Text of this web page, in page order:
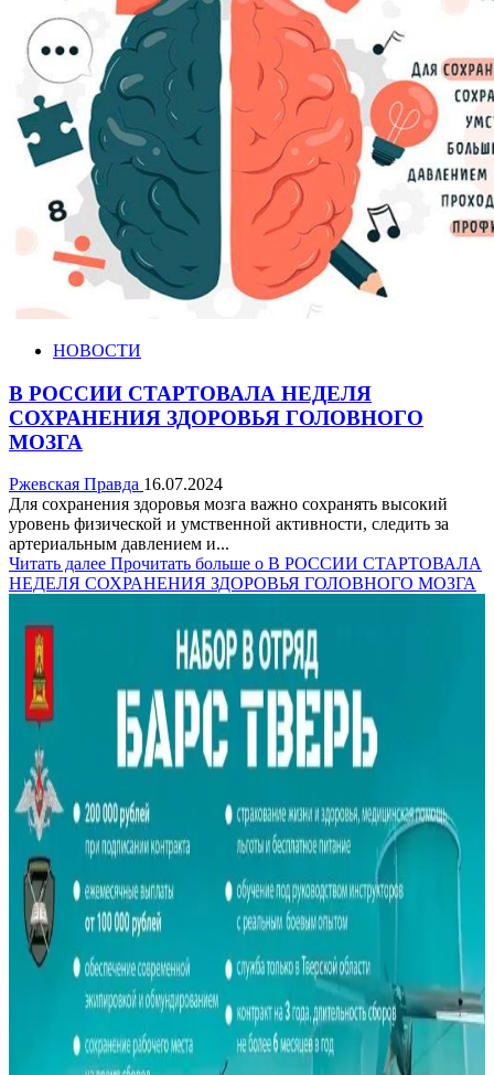
НОВОСТИ
В РОССИИ СТАРТОВАЛА НЕДЕЛЯ
СОХРАНЕНИЯ ЗДОРОВЬЯ ГОЛОВНОГО
МОЗГА
Ржевская Правда 16.07.2024
Для сохранения здоровья мозга важно сохранять высокий
уровень физической и умственной активности, следить за
артериальным давлением и...
Читать далее Прочитать больше о В РОССИИ СТАРТОВАЛА
НЕДЕЛЯ СОХРАНЕНИЯ ЗДОРОВЬЯ ГОЛОВНОГО МОЗГА